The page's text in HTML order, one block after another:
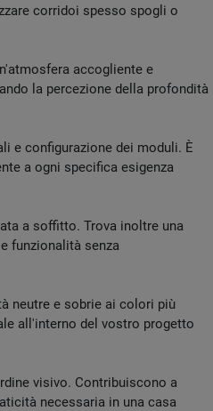
corridoi spesso spogli o
accogliente e
la percezione della profondità
e configurazione dei moduli. È
a ogni specifica esigenza
a soffitto. Trova inoltre una
funzionalità senza
neutre e sobrie ai colori più
all'interno del vostro progetto
visivo. Contribuiscono a
necessaria in una casa